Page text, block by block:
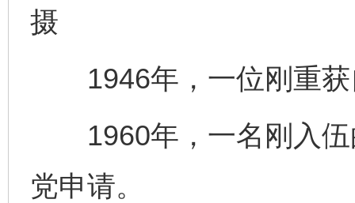
摄
1946年，一位刚重获
1960年，一名刚入伍
党申请。